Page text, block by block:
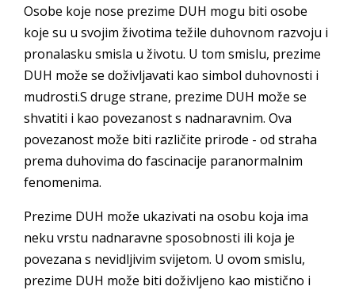
Osobe koje nose prezime DUH mogu biti osobe
koje su u svojim životima težile duhovnom razvoju i
pronalasku smisla u životu. U tom smislu, prezime
DUH može se doživljavati kao simbol duhovnosti i
mudrosti.S druge strane, prezime DUH može se
shvatiti i kao povezanost s nadnaravnim. Ova
povezanost može biti različite prirode - od straha
prema duhovima do fascinacije paranormalnim
fenomenima.
Prezime DUH može ukazivati na osobu koja ima
neku vrstu nadnaravne sposobnosti ili koja je
povezana s nevidljivim svijetom. U ovom smislu,
prezime DUH može biti doživljeno kao mistično i